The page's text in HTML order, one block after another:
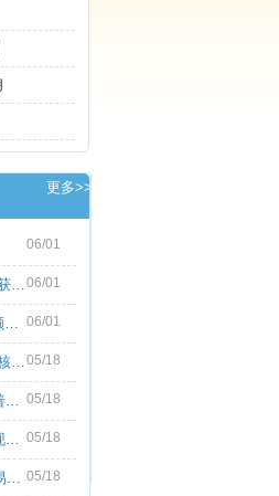
更多>>
06/01
XM账户开户转户流程，XM获取高额返佣教程06/01
ICMarkets怎么转户获得高额返佣呢？ICMark 06/01
INFINOX英诺以FCA监管为核心优势，持续优化05/18
Doo Prime德璞资本持续完善多资产交易服务 05/18
XM推出2026年限时无限返现活动，交易越多 05/18
FXTM富拓持续优化全球交易服务，多元化产 05/18